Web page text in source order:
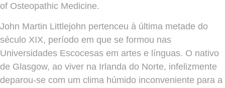
of Osteopathic Medicine.
John Martin Littlejohn pertenceu à última metade do
século XIX, período em que se formou nas
Universidades Escocesas em artes e línguas. O nativo
de Glasgow, ao viver na Irlanda do Norte, infelizmente
deparou-se com um clima húmido inconveniente para a